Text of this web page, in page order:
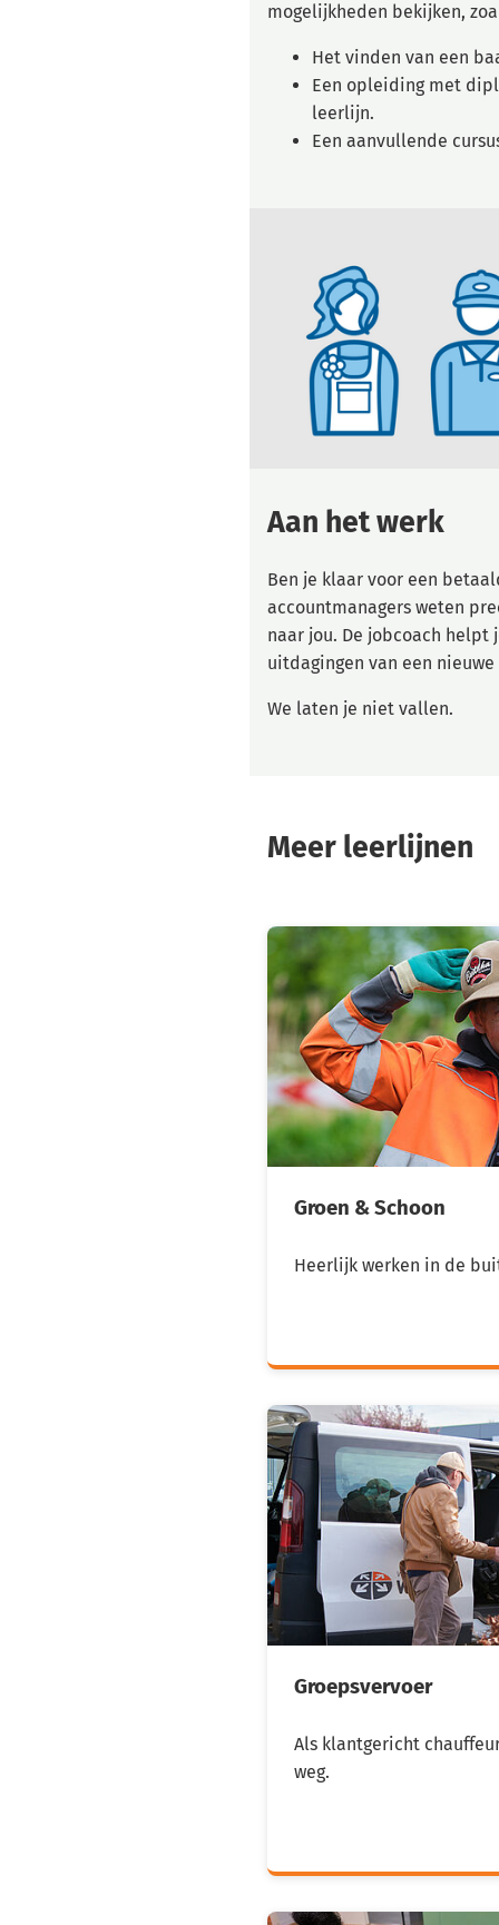
mogelijkheden bekijken,
Het vinden van een
Een opleiding met
leerlijn.
Een aanvullende
Aan het werk
Ben je klaar voor een
accountmanagers weten
naar jou. De jobcoach helpt
uitdagingen van een nieuwe
We laten je niet vallen.
Meer leerlijnen
Groen & Schoon
Heerlijk werken in de
Groepsvervoer
Als klantgericht
weg.